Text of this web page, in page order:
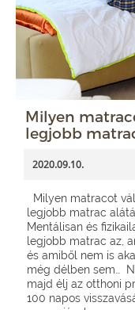
Milyen
legjobb
2020.09.10.
Milyen matracot
legjobb matrac
Mentálisan és
legjobb matrac az,
és amiből nem is
még délben sem…
majd élj az otthoni
100 napos